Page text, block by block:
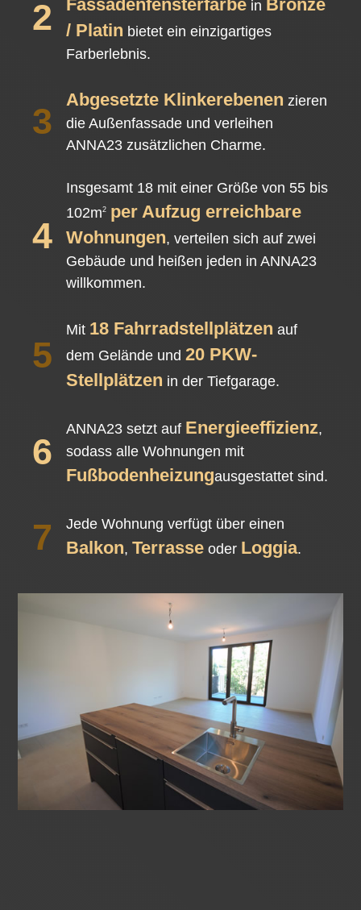
2 Fassadenfensterfarbe in Bronze
/ Platin bietet ein einzigartiges
Farberlebnis.
3
Abgesetzte Klinkerebenen zieren
die Außenfassade und verleihen
ANNA23 zusätzlichen Charme.
4
Insgesamt 18 mit einer Größe von 55 bis
102m2 per Aufzug erreichbare
Wohnungen, verteilen sich auf zwei
Gebäude und heißen jeden in ANNA23
willkommen.
5
Mit 18 Fahrradstellplätzen auf
dem Gelände und20 PKW-
Stellplätzen in der Tiefgarage.
6
ANNA23 setzt auf Energieeffizienz,
sodass alle Wohnungen mit
Fußbodenheizungausgestattet sind.
7 Jede Wohnung verfügt über einen
Balkon,Terrasse oder Loggia.